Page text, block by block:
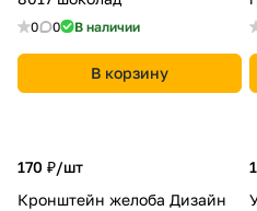
0 0 В наличии
В корзину
170 ₽/шт
Кронштейн желоба Дизайн